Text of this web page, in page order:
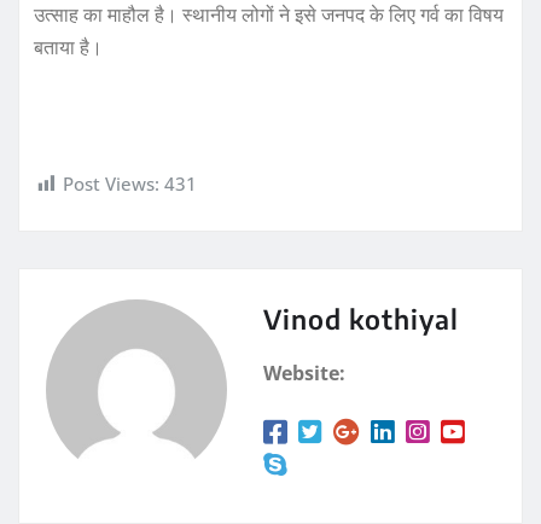
उत्साह का माहौल है। स्थानीय लोगों ने इसे जनपद के लिए गर्व का विषय
बताया है।
Post Views: 431
Vinod kothiyal
Website: